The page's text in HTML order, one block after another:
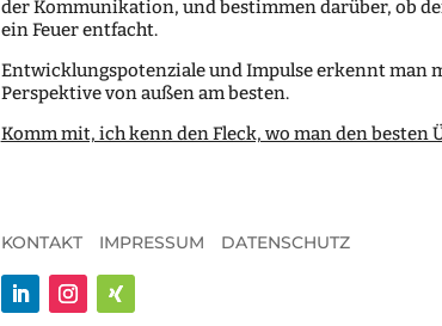
der Kommunikation, und bestimmen darüber, ob
ein Feuer entfacht.
Entwicklungs­potenziale und Impulse erkennt man
Perspektive von außen am besten.
Komm mit, ich kenn den Fleck, wo man den besten
KONTAKT IMPRESSUM DATENSCHUTZ